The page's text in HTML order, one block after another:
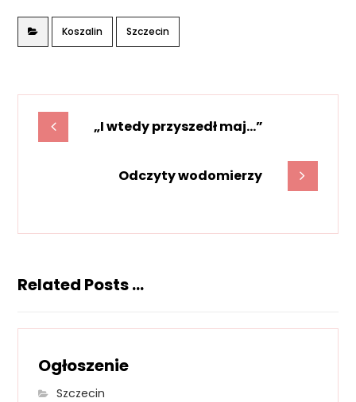
Koszalin Szczecin
„I wtedy przyszedł maj…”
Odczyty wodomierzy
Related Posts ...
Ogłoszenie
Szczecin